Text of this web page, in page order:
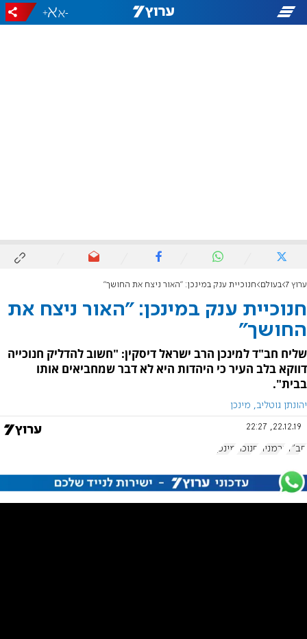
-
+
ערוץ 7 בעולם חנוכיית ענק במינכן: "האור ניצח את החושך"
חנוכיית ענק במינכן: "האור ניצח את
החושך"
שליח חב"ד למינכן הרב ישראל דיסקין: "חשוב להדליק חנוכייה
דווקא בלב העיר כי היהדות היא לא דבר שמחביאים אותו
בבית".
יהונתן גוטליב, מינכן
22.12.19, 22:27
חב"ד גרמניה חנוכה מינכן